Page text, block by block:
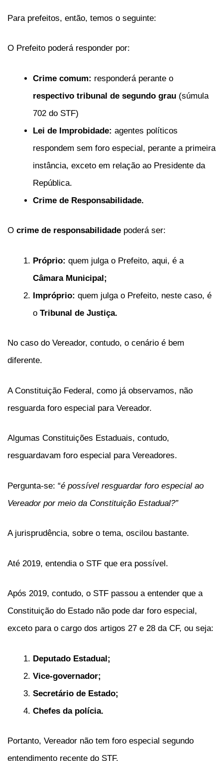
Para prefeitos, então, temos o seguinte:
O Prefeito poderá responder por:
Crime comum: responderá perante o
respectivo tribunal de segundo grau (súmula
702 do STF)
Lei de Improbidade: agentes políticos
respondem sem foro especial, perante a primeira
instância, exceto em relação ao Presidente da
República.
Crime de Responsabilidade.
O crime de responsabilidade poderá ser:
Próprio: quem julga o Prefeito, aqui, é a
Câmara Municipal;
Impróprio: quem julga o Prefeito, neste caso, é
o Tribunal de Justiça.
No caso do Vereador, contudo, o cenário é bem
diferente.
A Constituição Federal, como já observamos, não
resguarda foro especial para Vereador.
Algumas Constituições Estaduais, contudo,
resguardavam foro especial para Vereadores.
Pergunta-se: “é possível resguardar foro especial ao
Vereador por meio da Constituição Estadual?”
A jurisprudência, sobre o tema, oscilou bastante.
Até 2019, entendia o STF que era possível.
Após 2019, contudo, o STF passou a entender que a
Constituição do Estado não pode dar foro especial,
exceto para o cargo dos artigos 27 e 28 da CF, ou seja:
Deputado Estadual;
Vice-governador;
Secretário de Estado;
Chefes da polícia.
Portanto, Vereador não tem foro especial segundo
entendimento recente do STF.